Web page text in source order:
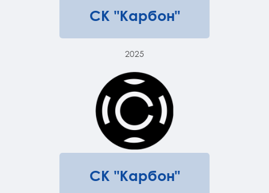
СК "Карбон"
2025
СК "Карбон"